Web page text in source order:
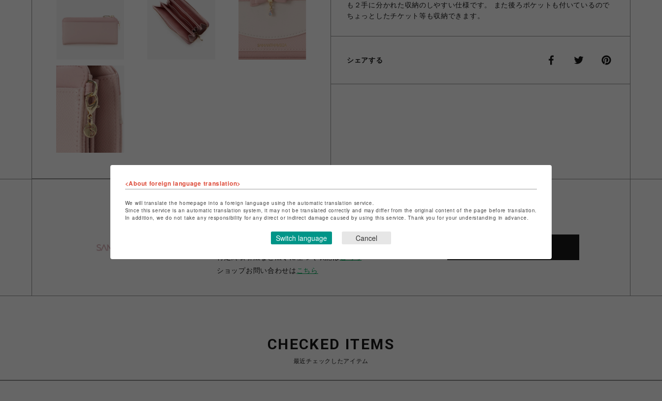
も２手に分かれた収納のしやすい仕様です。 また後ろポケットも付いているので
ちょっとしたチケット等も収納できます。
シェアする
池袋PARCO
ショップお問い合わせは こちら
CHECKED ITEMS
最近チェックしたアイテム
<About foreign language translation>
We will translate the homepage into a foreign language using the automatic translation service.
Since this service is an automatic translation system, it may not be translated correctly and may differ from the original content of the page before translation.
In addition, we do not take any responsibility for any direct or indirect damage caused by using this service. Thank you for your understanding in advance.
Switch language Cancel